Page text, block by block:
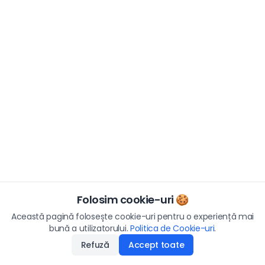
Folosim cookie-uri 🍪
Această pagină folosește cookie-uri pentru o experiență mai
bună a utilizatorului. Politica de Cookie-uri.
Refuză
Accept toate